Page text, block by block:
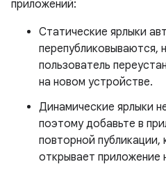
приложений:
Статические ярлыки
перепубликовываются,
пользователь
на новом устройстве.
Динамические ярлыки
поэтому добавьте в
повторной публикации,
открывает приложение